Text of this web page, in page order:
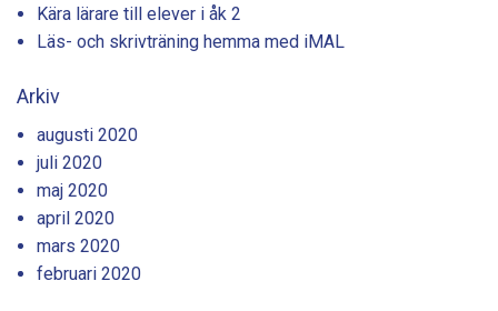
Kära lärare till elever i åk 2
Läs- och skrivträning hemma med iMAL
Arkiv
augusti 2020
juli 2020
maj 2020
april 2020
mars 2020
februari 2020